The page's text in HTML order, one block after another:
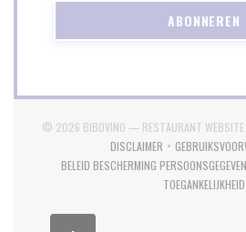
ABONNEREN
© 2026 BIBOVINO — RESTAURANT WEBSITE
DISCLAIMER
((OPENT IN EEN NIEUW
BELEID BESCHERMING
((OPENT IN EEN
TOEGANKELIJKHEID
((OPENT